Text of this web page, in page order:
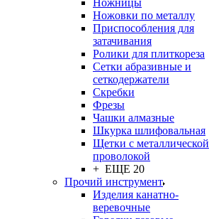
Ножницы
Ножовки по металлу
Приспособления для
затачивания
Ролики для плиткореза
Сетки абразивные и
сеткодержатели
Скребки
Фрезы
Чашки алмазные
Шкурка шлифовальная
Щетки с металлической
проволокой
+ ЕЩЕ 20
Прочий инструмент
Изделия канатно-
веревочные